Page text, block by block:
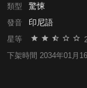
類型 驚悚
發音 印尼語
星等
下架時間 2034年01月